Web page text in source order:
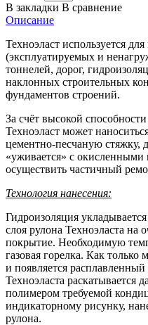
В закладки В сравнение
Описание
Техноэласт используется
(эксплуатируемых и
тоннелей, дорог,
наклонных строительных
фундаментов строений.
За счёт высокой
Техноэласт может
цементно-песчаную стяжку,
«уживается» с окисленными
осуществить частичный
Технология нанесения:
Гидроизоляция
слоя рулона Техноэласта на
покрытие. Необходимую
газовая горелка. Как только
и появляется
Техноэласта раскатывается
полимером требуемой
индикаторному рисунку,
рулона.